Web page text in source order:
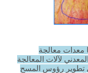
شركتنا معدات معالجة
لآلات المعالجة
شركتنا في تطوير رؤوس المسح